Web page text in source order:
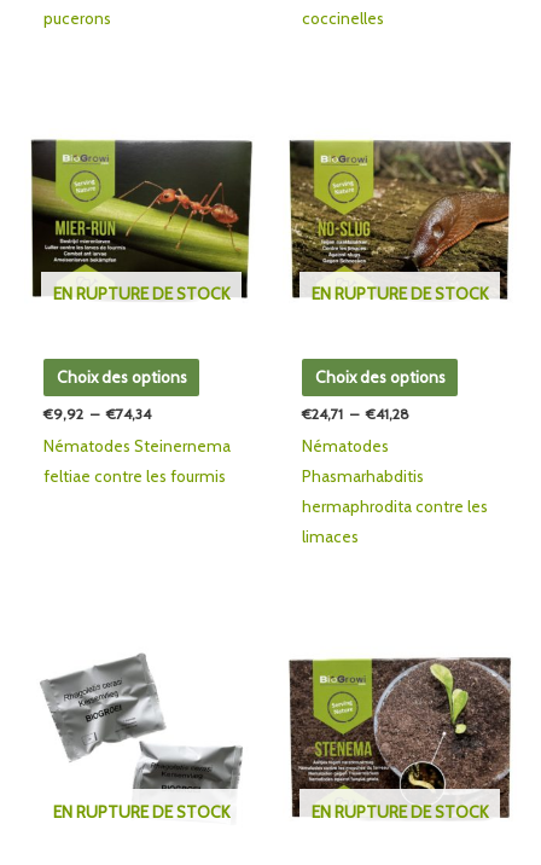
pucerons
coccinelles
EN RUPTURE DE STOCK
Choix des options
produit
plusieurs
variations.
Les
options
être
la
page
€9,92 – €74,34
prix :
à
€74,34
Nématodes Steinernema
feltiae contre les fourmis
EN RUPTURE DE STOCK
Choix des options
produit
a
plusieurs
variations.
Les
options
être
du
€24,71 – €41,28
prix :
€24,71
à
€41,28
Nématodes
Phasmarhabditis
hermaphrodita contre les
limaces
EN RUPTURE DE STOCK EN RUPTURE DE STOCK
produit
a
plusieurs
variations.
Les
options
prix :
€9,92
à
€24,38